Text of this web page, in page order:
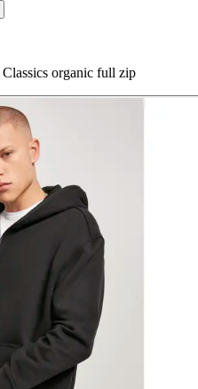
organic full zip